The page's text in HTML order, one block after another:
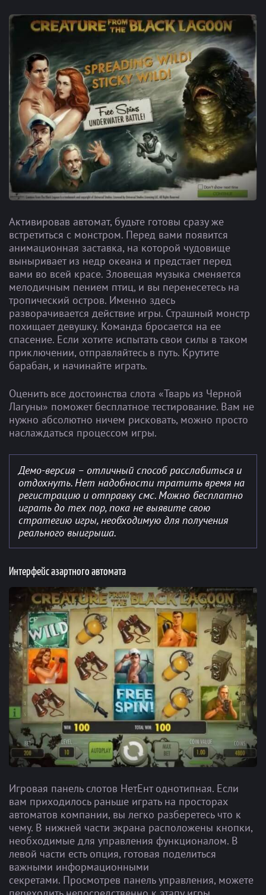
Активировав автомат, будьте готовы сразу же
встретиться с монстром. Перед вами появится
анимационная заставка, на которой чудовище
выныривает из недр океана и предстает перед
вами во всей красе. Зловещая музыка сменяется
мелодичным пением птиц, и вы перенесетесь на
тропический остров. Именно здесь
разворачивается действие игры. Страшный монстр
похищает девушку. Команда бросается на ее
спасение. Если хотите испытать свои силы в таком
приключении, отправляйтесь в путь. Крутите
барабан, и начинайте играть.
Оценить все достоинства слота «Тварь из Черной
Лагуны» поможет бесплатное тестирование. Вам не
нужно абсолютно ничем рисковать, можно просто
наслаждаться процессом игры.
Демо-версия – отличный способ расслабиться и
отдохнуть. Нет надобности тратить время на
регистрацию и отправку смс. Можно бесплатно
играть до тех пор, пока не выявите свою
стратегию игры, необходимую для получения
реального выигрыша.
Интерфейс азартного автомата
Игровая панель слотов НетЕнт однотипная. Если
вам приходилось раньше играть на просторах
автоматов компании, вы легко разберетесь что к
чему. В нижней части экрана расположены кнопки,
необходимые для управления функционалом. В
левой части есть опция, готовая поделиться
важными информационными
секретами. Просмотрев панель управления, можете